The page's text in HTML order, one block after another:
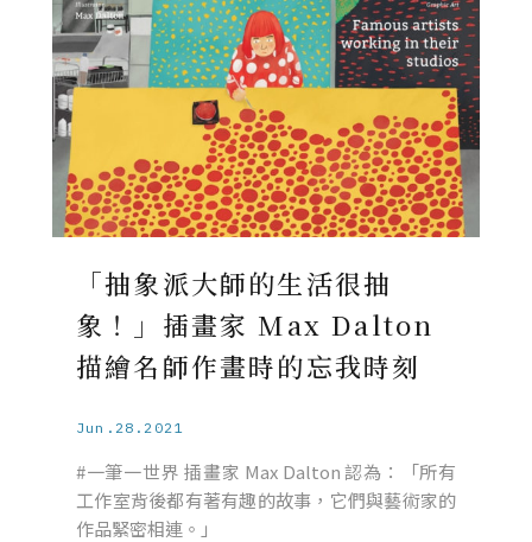
「抽象派大師的生活很抽
象！」插畫家 Max Dalton
描繪名師作畫時的忘我時刻
Jun.28.2021
#一筆一世界 插畫家 Max Dalton 認為：「所有
工作室背後都有著有趣的故事，它們與藝術家的
作品緊密相連。」